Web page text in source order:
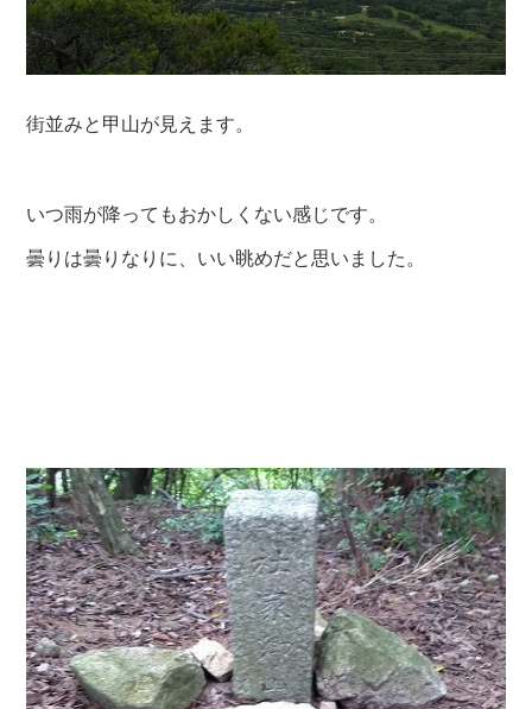
街並みと甲山が見えます。
いつ雨が降ってもおかしくない感じです。
曇りは曇りなりに、いい眺めだと思いました。